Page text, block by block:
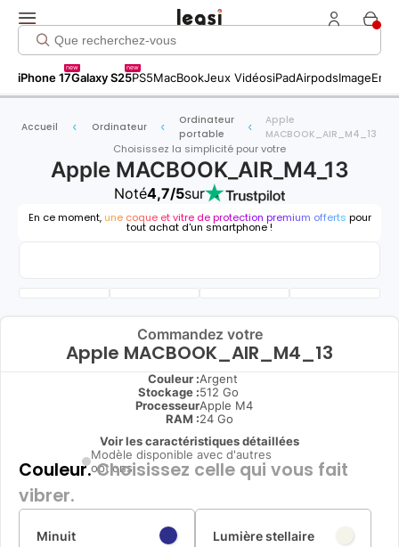
iPhone 17
new
Galaxy S25
new
PS5MacBookJeux VidéosiPadAirpodsImage
Accueil Ordinateur
Ordinateur
portable
Apple
MACBOOK_AIR_M4_13
Choisissez la simplicité pour votre
Apple MACBOOK_AIR_M4_13
Noté4,7/5sur
En ce moment, une coque et vitre de protection premium offerts pour
tout achat d'un smartphone !
Commandez votre
Apple MACBOOK_AIR_M4_13
Couleur :Argent
Stockage :512 Go
ProcesseurApple M4
RAM :24 Go
Voir les caractéristiques détaillées
Modèle disponible avec d'autres
options
Couleur.Choisissez celle qui vous fait
vibrer.
Minuit Lumière stellaire